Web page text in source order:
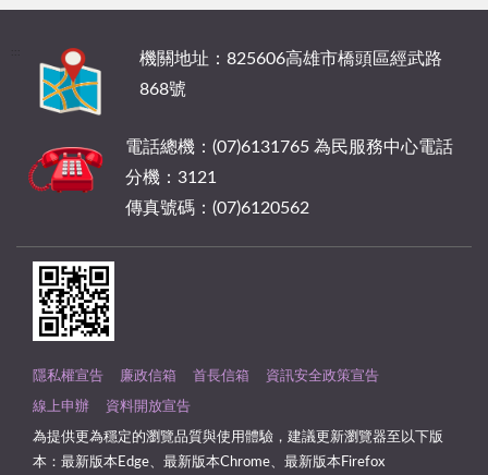
機關地址：825606高雄市橋頭區經武路
868號
電話總機：(07)6131765 為民服務中心電話
分機：3121
傳真號碼：(07)6120562
隱私權宣告 廉政信箱 首長信箱 資訊安全政策宣告
線上申辦 資料開放宣告
為提供更為穩定的瀏覽品質與使用體驗，建議更新瀏覽器至以下版
本：最新版本Edge、最新版本Chrome、最新版本Firefox